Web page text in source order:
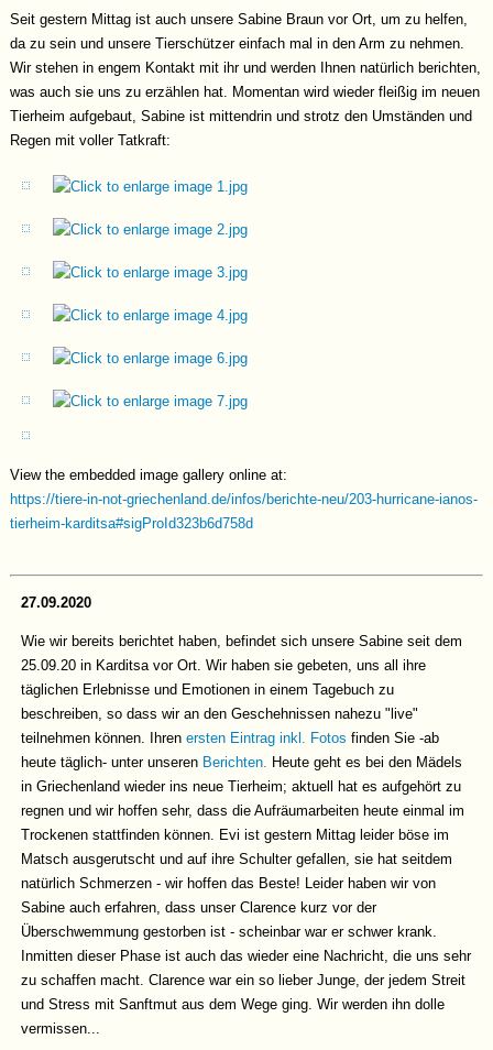
Seit gestern Mittag ist auch unsere Sabine Braun vor Ort, um zu helfen,
da zu sein und unsere Tierschützer einfach mal in den Arm zu nehmen.
Wir stehen in engem Kontakt mit ihr und werden Ihnen natürlich berichten,
was auch sie uns zu erzählen hat. Momentan wird wieder fleißig im neuen
Tierheim aufgebaut, Sabine ist mittendrin und strotz den Umständen und
Regen mit voller Tatkraft:
View the embedded image gallery online at:
https://tiere-in-not-griechenland.de/infos/berichte-neu/203-hurricane-ianos-
tierheim-karditsa#sigProId323b6d758d
27.09.2020
Wie wir bereits berichtet haben, befindet sich unsere Sabine seit dem
25.09.20 in Karditsa vor Ort. Wir haben sie gebeten, uns all ihre
täglichen Erlebnisse und Emotionen in einem Tagebuch zu
beschreiben, so dass wir an den Geschehnissen nahezu "live"
teilnehmen können. Ihrenersten Eintrag inkl. Fotos finden Sie -ab
heute täglich- unter unseren Berichten. Heute geht es bei den Mädels
in Griechenland wieder ins neue Tierheim; aktuell hat es aufgehört zu
regnen und wir hoffen sehr, dass die Aufräumarbeiten heute einmal im
Trockenen stattfinden können. Evi ist gestern Mittag leider böse im
Matsch ausgerutscht und auf ihre Schulter gefallen, sie hat seitdem
natürlich Schmerzen - wir hoffen das Beste! Leider haben wir von
Sabine auch erfahren, dass unser Clarence kurz vor der
Überschwemmung gestorben ist - scheinbar war er schwer krank.
Inmitten dieser Phase ist auch das wieder eine Nachricht, die uns sehr
zu schaffen macht. Clarence war ein so lieber Junge, der jedem Streit
und Stress mit Sanftmut aus dem Wege ging. Wir werden ihn dolle
vermissen...